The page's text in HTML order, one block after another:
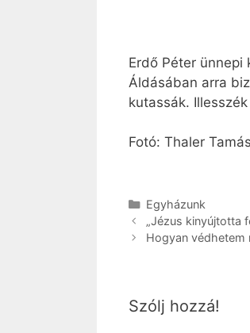
Erdő Péter
Áldásában arra
kutassák.
Fotó: Thaler Tamás
Kategória
Egyházunk
„Jézus kinyújtotta
Hogyan védhetem
Szólj hozzá!